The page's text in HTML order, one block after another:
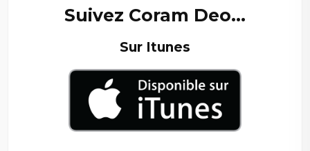
Suivez Coram Deo…
Sur Itunes